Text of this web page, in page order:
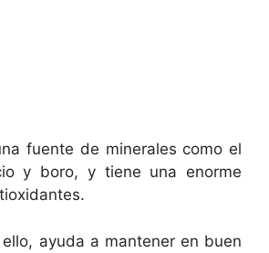
fuente de minerales como el
y boro, y tiene una enorme
ayuda a mantener en buen